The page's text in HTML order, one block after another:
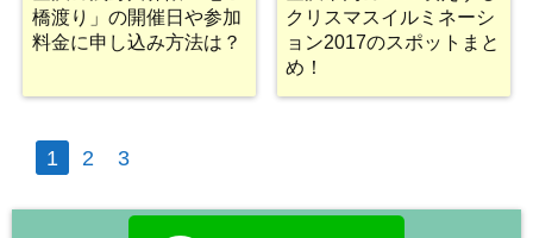
橋渡り」の開催日や参加
料金に申し込み方法は？
クリスマスイルミネーシ
ョン2017のスポットまと
め！
1 2 3